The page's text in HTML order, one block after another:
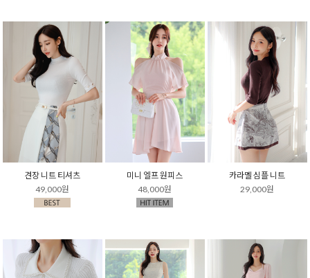
견장 니트 티셔츠
49,000원
미니 엘프 원피스
48,000원
카라멜 심플 니트
29,000원